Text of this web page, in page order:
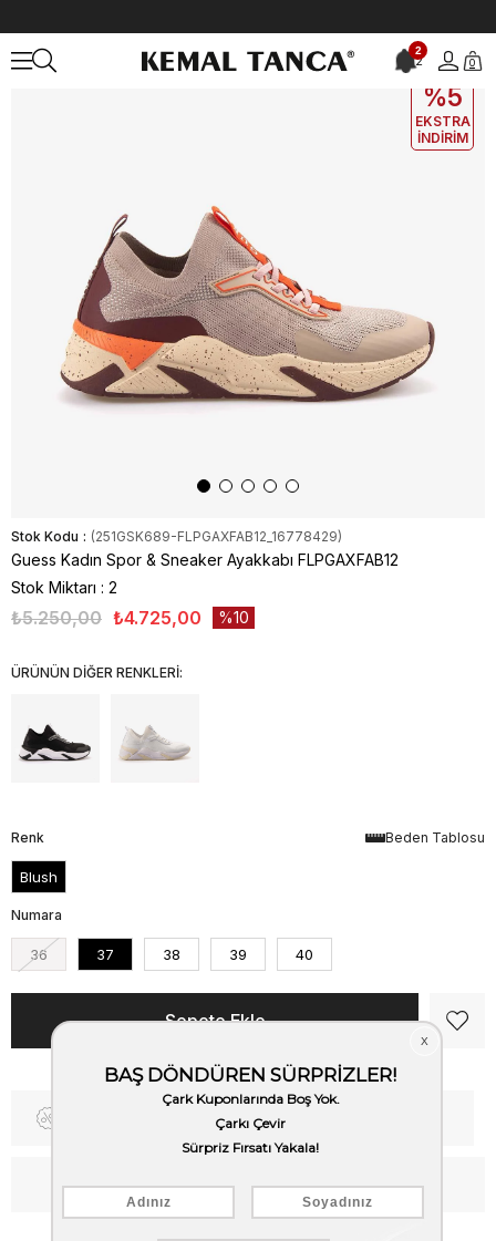
2
2 0
EKLE5
%5
EKSTRA
İNDİRİM
Stok Kodu (251GSK689-FLPGAXFAB12_16778429)
Guess Kadın Spor & Sneaker Ayakkabı FLPGAXFAB12
Stok Miktarı : 2
₺5.250,00 ₺4.725,00 10
ÜRÜNÜN DİĞER RENKLERİ:
Beden Tablosu
Renk
Blush
Numara
36 37 38 39 40
Fiyat Düşünce Haber Ver
WhatsApp’tan Bilgi Al